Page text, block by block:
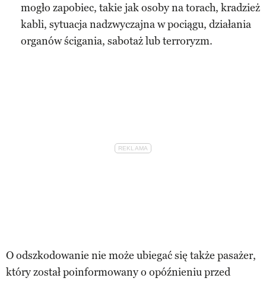
mogło zapobiec, takie jak osoby na torach, kradzież
kabli, sytuacja nadzwyczajna w pociągu, działania
organów ścigania, sabotaż lub terroryzm.
O odszkodowanie nie może ubiegać się także pasażer,
który został poinformowany o opóźnieniu przed